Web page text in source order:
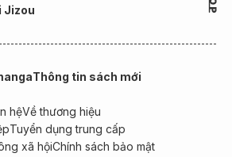
Jizou
Thông tin sách mới
hệVề thương hiệu
Tuyển dụng trung cấp
xã hộiChính sách bảo mật